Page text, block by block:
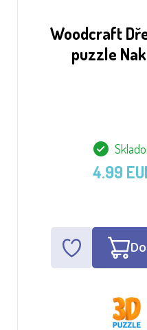
Woodcraft
puzzle
4.99